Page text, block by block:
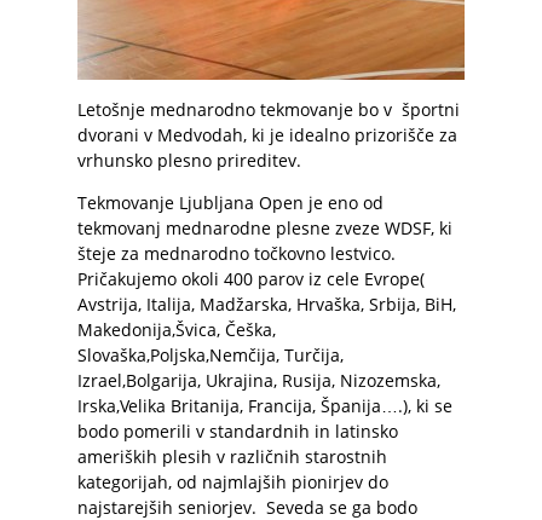
Letošnje mednarodno tekmovanje bo v športni
dvorani v Medvodah, ki je idealno prizorišče za
vrhunsko plesno prireditev.
Tekmovanje Ljubljana Open je eno od
tekmovanj mednarodne plesne zveze WDSF, ki
šteje za mednarodno točkovno lestvico.
Pričakujemo okoli 400 parov iz cele Evrope(
Avstrija, Italija, Madžarska, Hrvaška, Srbija, BiH,
Makedonija,Švica, Češka,
Slovaška,Poljska,Nemčija, Turčija,
Izrael,Bolgarija, Ukrajina, Rusija, Nizozemska,
Irska,Velika Britanija, Francija, Španija….), ki se
bodo pomerili v standardnih in latinsko
ameriških plesih v različnih starostnih
kategorijah, od najmlajših pionirjev do
najstarejših seniorjev. Seveda se ga bodo